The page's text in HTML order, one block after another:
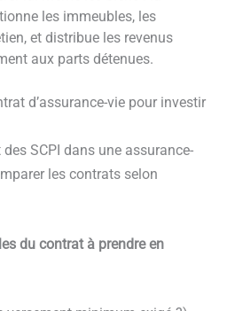
les immeubles, les
et distribue les revenus
aux parts détenues.
d’assurance-vie pour investir
SCPI dans une assurance-
les contrats selon
du contrat à prendre en